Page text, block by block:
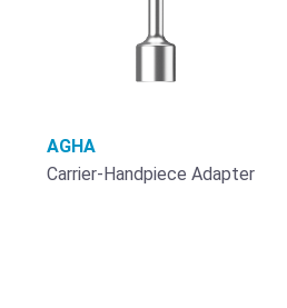
AGHA
Carrier-Handpiece Adapter